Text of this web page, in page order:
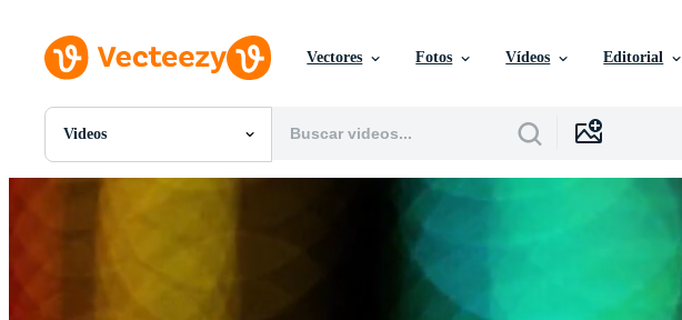
Vectores Fotos Vídeos Editorial
Videos
Todas Imágenes